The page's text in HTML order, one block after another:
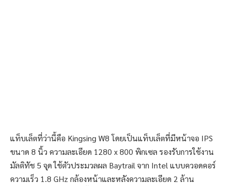
แท็บเล็ตที่ว่านี้คือ Kingsing W8 โดยเป็นแท็บเล็ตที่มีหน้าจอ IPS
ขนาด 8 นิ้ว ความละเอียด 1280 x 800 พิกเซล รองรับการใช้งาน
มัลติทัช 5 จุด ใช้ตัวประมวลผล Baytrail จาก Intel แบบควอดคอร์
ความเร็ว 1.8 GHz กล้องหน้าและหลังความละเอียด 2 ล้าน